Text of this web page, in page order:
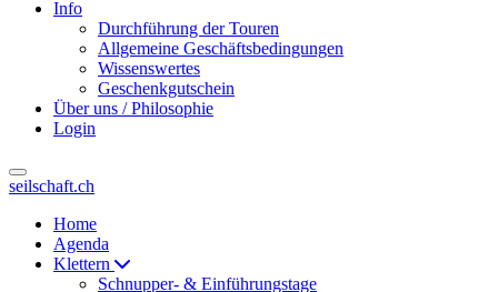
Info
Durchführung der Touren
Allgemeine Geschäftsbedingungen
Wissenswertes
Geschenkgutschein
Über uns / Philosophie
Login
seilschaft.ch
Home
Agenda
Klettern
Schnupper- & Einführungstage